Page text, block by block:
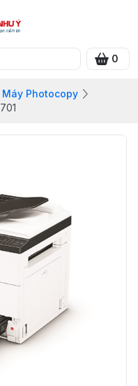
0
Máy Photocopy